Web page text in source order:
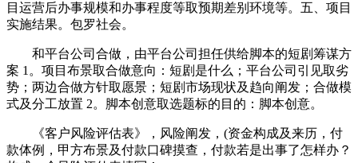
目运营后办事规模和办事程度等取预期差别环境等。五、项目
实施结果。包罗社会。
和平台公司合做，由平台公司担任供给脚本的短剧筹谋方
案 1。项目布景取合做意向：短剧是什么；平台公司引见取劣
势；两边合做方针取愿景；短剧市场现状及趋向阐发；合做模
式及分工放置 2。脚本创意取选题标的目的：脚本创意。
《客户风险评估表》，风险阐发，(资金构成及来历，付
款体例，甲方布景及付款口碑摸查，付款若是出事了怎样办？